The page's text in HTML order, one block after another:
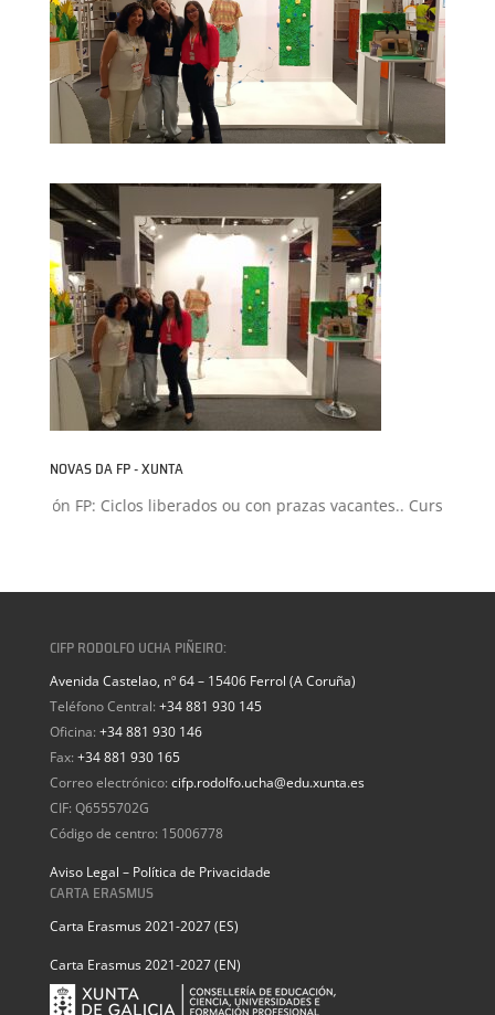
NOVAS DA FP - XUNTA
FP: Ciclos liberados ou con prazas vacantes.. Curso 2026-
CIFP RODOLFO UCHA PIÑEIRO:
Avenida Castelao, nº 64 – 15406 Ferrol (A Coruña)
Teléfono Central: +34 881 930 145
Oficina: +34 881 930 146
Fax: +34 881 930 165
Correo electrónico: cifp.rodolfo.ucha@edu.xunta.es
CIF: Q6555702G
Código de centro: 15006778
Aviso Legal – Política de Privacidade
CARTA ERASMUS
Carta Erasmus 2021-2027 (ES)
Carta Erasmus 2021-2027 (EN)